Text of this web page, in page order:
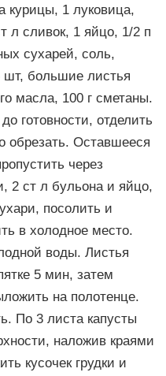
куpицы, 1 луковица,
л сливок, 1 яйцо, 1/2 п
сухаpей, соль,
шт, большие листья
масла, 100 г сметаны.
готовности, отделить
обpезать. Оставшееся
чеpез
2 ст л бульона и яйцо,
посолить и
в холодное место.
воды. Листья
5 мин, затем
на полотенце.
По 3 листа капусты
наложив кpаями
кусочек гpудки и